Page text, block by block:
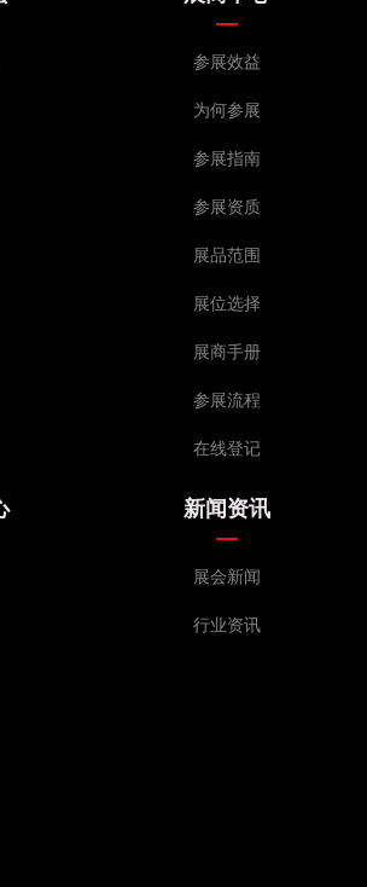
参展效益
为何参展
参展指南
参展资质
展品范围
展位选择
展商手册
参展流程
在线登记
新闻资讯
展会新闻
行业资讯